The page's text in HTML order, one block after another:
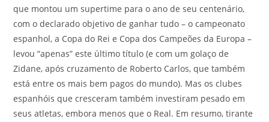
que montou um supertime para o ano de seu centenário,
com o declarado objetivo de ganhar tudo – o campeonato
espanhol, a Copa do Rei e Copa dos Campeões da Europa –
levou “apenas” este último título (e com um golaço de
Zidane, após cruzamento de Roberto Carlos, que também
está entre os mais bem pagos do mundo). Mas os clubes
espanhóis que cresceram também investiram pesado em
seus atletas, embora menos que o Real. Em resumo, tirante